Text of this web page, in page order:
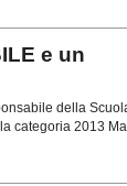
e un
della
categoria 2013